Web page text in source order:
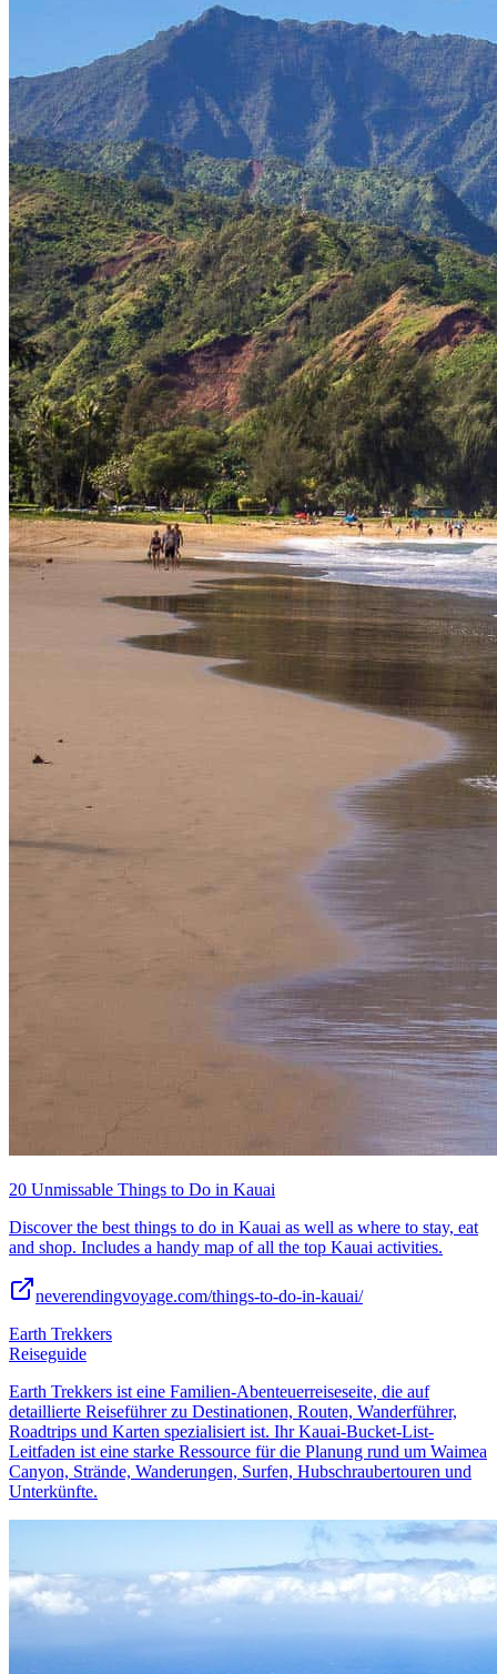
20 Unmissable Things to Do in Kauai
Discover the best things to do in Kauai as well as where to stay, eat
and shop. Includes a handy map of all the top Kauai activities.
neverendingvoyage.com/things-to-do-in-kauai/
Earth Trekkers
Reiseguide
Earth Trekkers ist eine Familien-Abenteuerreiseseite, die auf
detaillierte Reiseführer zu Destinationen, Routen, Wanderführer,
Roadtrips und Karten spezialisiert ist. Ihr Kauai-Bucket-List-
Leitfaden ist eine starke Ressource für die Planung rund um Waimea
Canyon, Strände, Wanderungen, Surfen, Hubschraubertouren und
Unterkünfte.